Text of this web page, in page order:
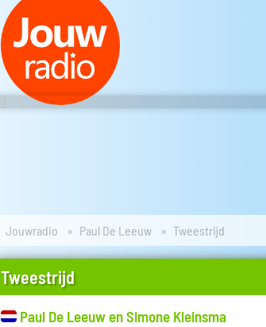
Jouwradio Paul De Leeuw Tweestrijd
Tweestrijd
Paul De Leeuw en Simone Kleinsma